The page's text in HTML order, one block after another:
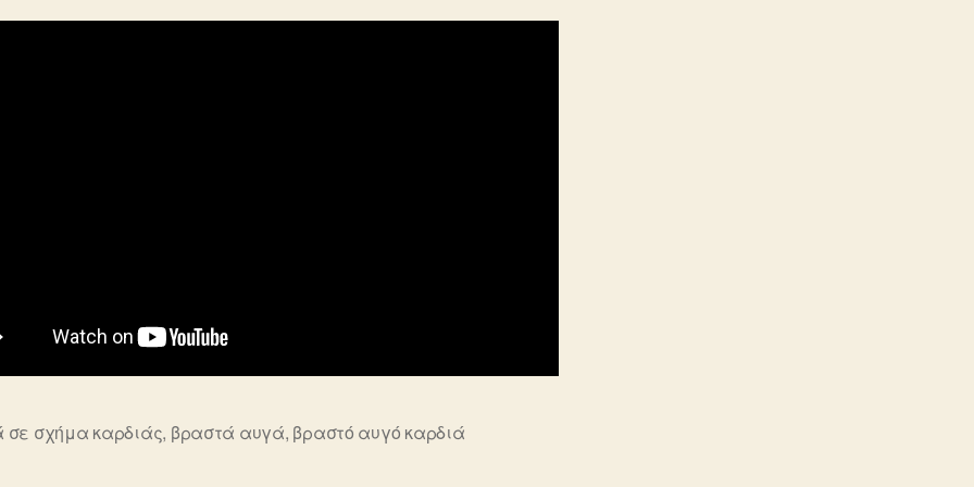
σε σχήμα καρδιάς, βραστά αυγά, βραστό αυγό καρδιά